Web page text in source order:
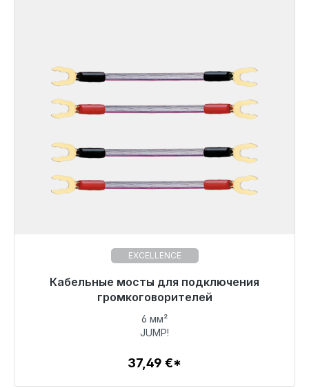
EXCELLENCE
Кабельные мосты для подключения
громкоговорителей
Готовы к немедленной отправке, срок поставки
48 часов*
37,49 €
Детали
6 мм²
JUMP!
37,49 €*